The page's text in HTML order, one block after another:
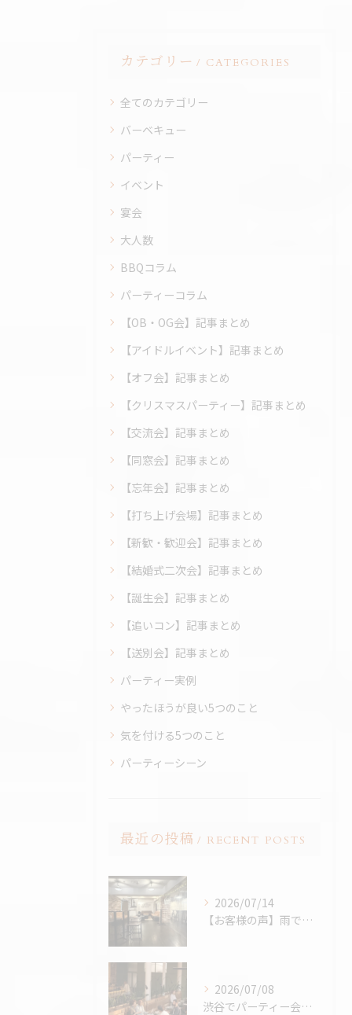
カテゴリー CATEGORIES
全てのカテゴリー
バーベキュー
パーティー
イベント
宴会
大人数
BBQコラム
パーティーコラム
【OB・OG会】記事まとめ
【アイドルイベント】記事まとめ
【オフ会】記事まとめ
【クリスマスパーティー】記事まとめ
【交流会】記事まとめ
【同窓会】記事まとめ
【忘年会】記事まとめ
【打ち上げ会場】記事まとめ
【新歓・歓迎会】記事まとめ
【結婚式二次会】記事まとめ
【誕生会】記事まとめ
【追いコン】記事まとめ
【送別会】記事まとめ
パーティー実例
やったほうが良い5つのこと
気を付ける5つのこと
パーティーシーン
最近の投稿 RECENT POSTS
2026/07/14
【お客様の声】雨でも最高のBBQに。「外より楽しかった！」と嬉しいお声をいただきました
2026/07/08
渋谷でパーティー会場を探すコツ完全版｜パーティープランナー歴24年の筆者が解説